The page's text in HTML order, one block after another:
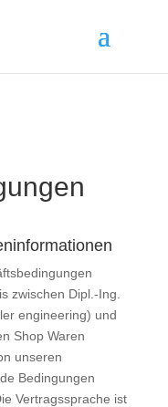
zwischen Dipl.-Ing.
engineering) und
Shop Waren
unseren
Bedingungen
Vertragssprache ist